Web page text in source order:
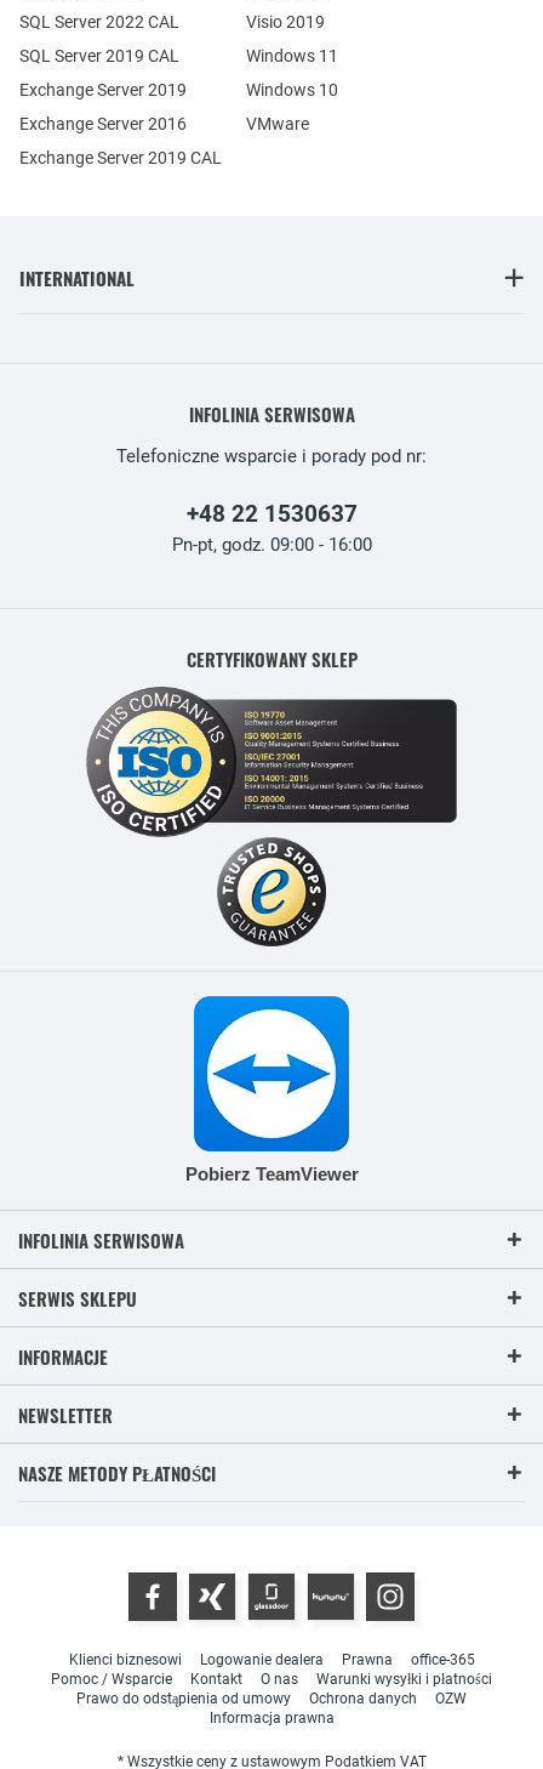
Exchange Server 2019
Exchange Server 2016
SQL Server 2022 CAL
SQL Server 2019 CAL
Exchange Server 2019 CAL
Visio 2019
Windows 11
Windows 10
VMware
INTERNATIONAL
INFOLINIA SERWISOWA
Telefoniczne wsparcie i porady pod nr:
+48 22 1530637
Pn-pt, godz. 09:00 - 16:00
CERTYFIKOWANY SKLEP
Pobierz TeamViewer
INFOLINIA SERWISOWA
SERWIS SKLEPU
INFORMACJE
NEWSLETTER
NASZE METODY PŁATNOŚCI
Klienci biznesowi Logowanie dealera Prawna
office-365
Pomoc / Wsparcie
Kontakt O nas
Warunki wysyłki i płatności
Prawo do odstąpienia od umowy
Ochrona danych
OZW
Informacja prawna
* Wszystkie ceny z ustawowym Podatkiem VAT